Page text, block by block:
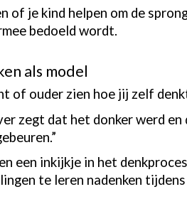
of je kind helpen om de
bedoeld wordt.
als model
of ouder zien hoe jij zelf
zegt dat het donker werd
een inkijkje in het
te leren nadenken